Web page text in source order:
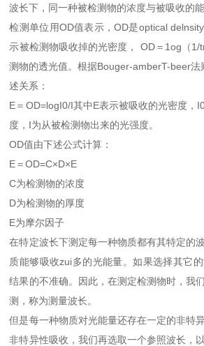
波长下，同一种被检测物的浓度与被吸收的
检测单位用OD值表示，OD是optical
示被检测物吸收掉的光密度， OD＝1og（
测物的透光值。根据Bouger-amberT-beer
述关系：
E＝OD=logΙ0/Ι其中E表示被吸收的光密度，
度，Ι为从被检测物出来的光强度。
OD值由下述公式计算：
E＝OD=C×D×E
C为检测物的浓度
D为检测物的厚度
E为摩尔因子
在特定波长下测定每一种物质都有其特定的
质能够吸收zui多的光能量。如果选择其它
结果的不准确。因此，在测定检测物时，我
测，称为测量波长。
但是每一种物质对光能量还存在一定的非特
非特异性吸收，我们再选取一个参照波长，